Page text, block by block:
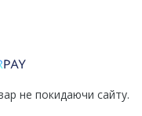
не покидаючи сайту.